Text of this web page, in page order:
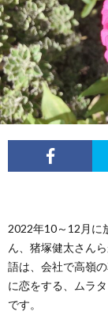
2022年10～12月に
ん、猪塚健太さん
語は、会社で高嶺
に恋をする、ムラ
です。